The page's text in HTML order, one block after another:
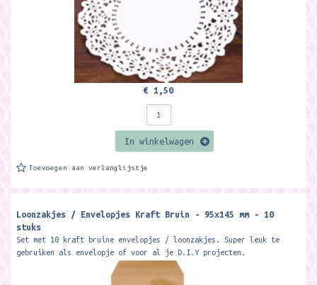
€ 1,50
In winkelwagen
Toevoegen aan verlanglijstje
Loonzakjes / Envelopjes Kraft Bruin - 95x145 mm - 10
stuks
Set met 10 kraft bruine envelopjes / loonzakjes. Super leuk te
gebruiken als envelopje of voor al je D.I.Y projecten.